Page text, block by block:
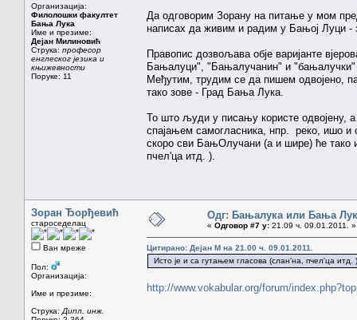
Организација:
Филолошки факултет
Бања Лука
Име и презиме:
Дејан Милиновић
Струка: професор
енглеског језика и
књижевности
Поруке: 11
Да одговорим Зорану на питање у мом
написах да живим и радим у Бањој Луци -
Правопис дозвољава обје варијанте
Бањалуци", "Бањалучанин" и "бањалучки"
Међутим, трудим се да пишем одвојено,
тако зове - Град Бања Лука.
То што људи у писању користе одвојену,
спајањем самогласника, нпр. реко, ишо
скоро сви БањОлучани (а и шире) ће тако
пчел'ца итд. ).
Зоран Ђорђевић
староседелац
Ван мреже
Пол:
Организација:
Име и презиме:
Струка: Дипл. инж.
Одг: Бањалука или Бања
« Одговор #7 у: 21.09 ч. 09.01.2011. »
Цитирано: Дејан М на 21.00 ч. 09.01.2011.
Исто је и са гутањем гласова (слан'на, пчел'ца итд.
http://www.vokabular.org/forum/